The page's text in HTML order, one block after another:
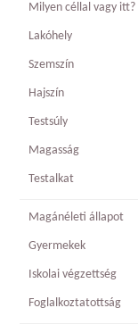
Milyen céllal vagy itt?
Lakóhely
Szemszín
Hajszín
Testsúly
Magasság
Testalkat
Magánéleti állapot
Gyermekek
Iskolai végzettség
Foglalkoztatottság